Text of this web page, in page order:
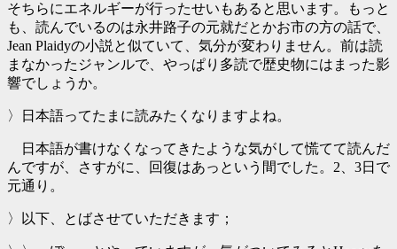
そちらにエネルギーが行ったせいもあると思います。もっと
も、読んでいるのは永井路子の元就だとかお市の方の話で、
Jean Plaidyの小説と似ていて、気分が変わりません。前は読
まなかったジャンルで、やっぱり多読で歴史物にはまった影
響でしょうか。
〉日本語ってたまに読みたくなりますよね。
日本語が書けなくなってきたような気がして慌てて読んだ
んですが、さすがに、回復はあっという間でした。2、3日で
元通り。
〉以下、とばさせていただきます；